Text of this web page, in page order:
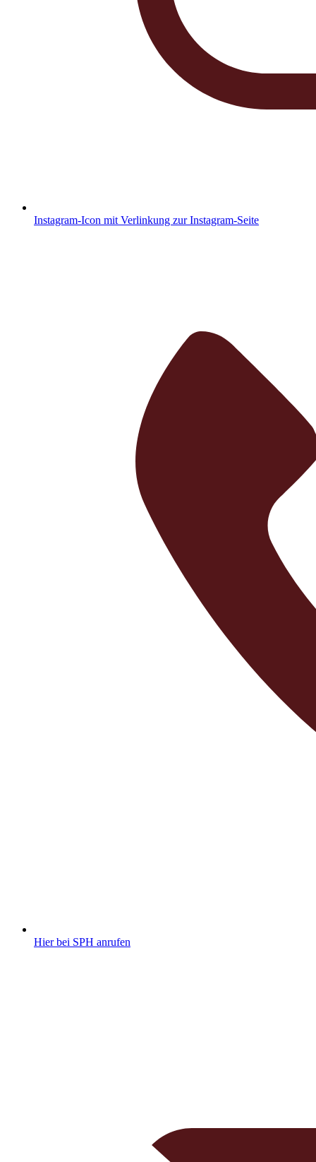
Instagram-Icon mit Verlinkung zur Instagram-Seite
Hier bei SPH anrufen